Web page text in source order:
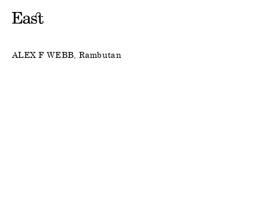
ALEX F WEBB Rambutan